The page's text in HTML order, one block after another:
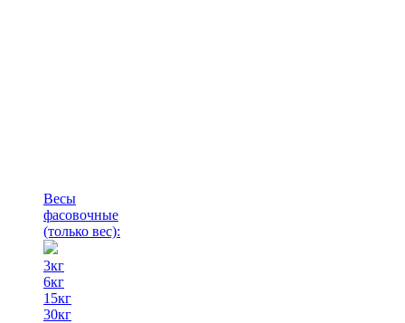
Весы
фасовочные
(только вес):
3кг
6кг
15кг
30кг